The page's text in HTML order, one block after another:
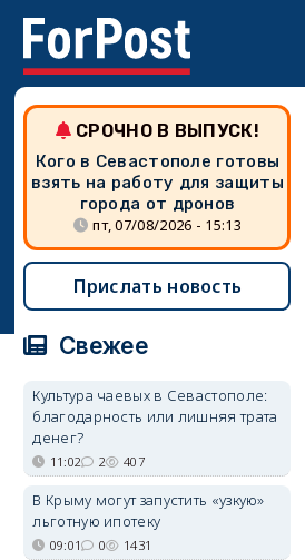
СРОЧНО В ВЫПУСК!
Кого в Севастополе готовы
взять на работу для защиты
города от дронов
пт, 07/08/2026 - 15:13
Прислать новость
Свежее
Культура чаевых в Севастополе:
благодарность или лишняя трата
денег?
11:02 2 407
В Крыму могут запустить «узкую»
льготную ипотеку
09:01 0 1431